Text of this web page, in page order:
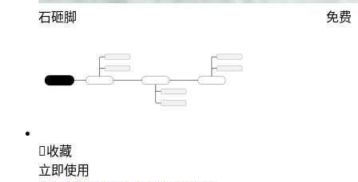
石砸脚 免费
收藏
立即使用